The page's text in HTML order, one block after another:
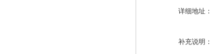
详细地址：
补充说明：